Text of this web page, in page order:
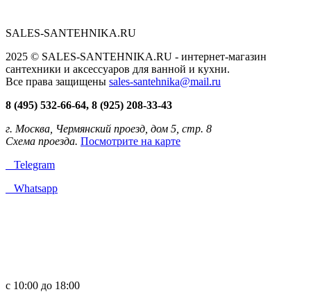
SALES-SANTEHNIKA.RU
2025 © SALES-SANTEHNIKA.RU - интернет-магазин
сантехники и аксессуаров для ванной и кухни.
Все права защищены sales-santehnika@mail.ru
8 (495) 532-66-64, 8 (925) 208-33-43
г. Москва, Чермянский проезд, дом 5, стр. 8
Схема проезда. Посмотрите на карте
Telegram
Whatsapp
с 10:00 до 18:00